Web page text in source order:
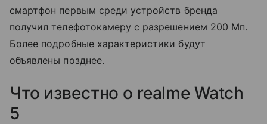
смартфон первым среди устройств бренда
получил телефотокамеру с разрешением 200 Мп.
Более подробные характеристики будут
объявлены позднее.
Что известно о realme Watch
5